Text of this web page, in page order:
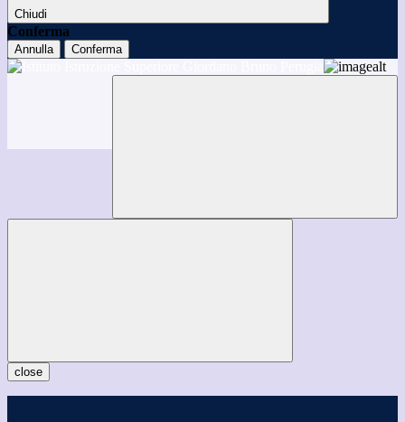
Chiudi
Conferma
Annulla Conferma
close